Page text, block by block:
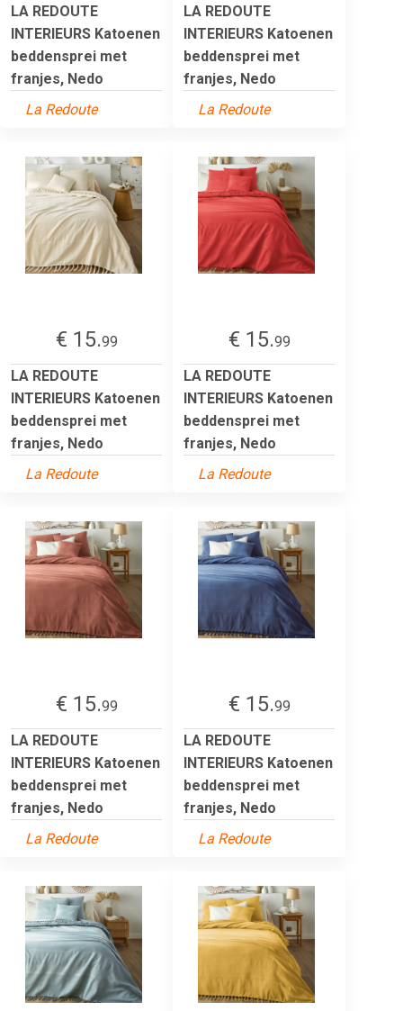
LA REDOUTE
INTERIEURS Katoenen
beddensprei met
franjes, Nedo
La Redoute
LA REDOUTE
INTERIEURS Katoenen
beddensprei met
franjes, Nedo
La Redoute
€ 15.99
LA REDOUTE
INTERIEURS Katoenen
beddensprei met
franjes, Nedo
La Redoute
€ 15.99
LA REDOUTE
INTERIEURS Katoenen
beddensprei met
franjes, Nedo
La Redoute
€ 15.99
LA REDOUTE
INTERIEURS Katoenen
beddensprei met
franjes, Nedo
La Redoute
€ 15.99
LA REDOUTE
INTERIEURS Katoenen
beddensprei met
franjes, Nedo
La Redoute